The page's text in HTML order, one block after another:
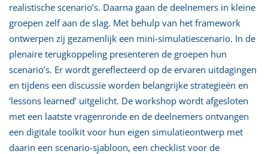
realistische scenario’s. Daarna gaan de deelnemers in kleine
groepen zelf aan de slag. Met behulp van het framework
ontwerpen zij gezamenlijk een mini-simulatiescenario. In de
plenaire terugkoppeling presenteren de groepen hun
scenario’s. Er wordt gereflecteerd op de ervaren uitdagingen
en tijdens een discussie worden belangrijke strategieën en
‘lessons learned’ uitgelicht. De workshop wordt afgesloten
met een laatste vragenronde en de deelnemers ontvangen
een digitale toolkit voor hun eigen simulatieontwerp met
daarin een scenario-sjabloon, een checklist voor de